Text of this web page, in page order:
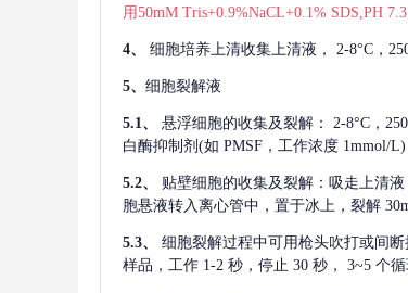
用50mM Tris+0.9%NaCL+0.1% SDS,PH
4、 细胞培养上清收集上清液， 2-8°C，
5、 细胞裂解液
5.1、 悬浮细胞的收集及裂解：
2-8°C，
白酶抑制剂(如 PMSF，工作浓度 1mmol/
5.2、 贴壁细胞的收集及裂解：吸走上清
胞悬液转入离心管中，置于冰上，裂解
5.3、 细胞裂解过程中可用枪头吹打或间
样品，工作 1-2 秒，停止 30 秒， 3~5 个